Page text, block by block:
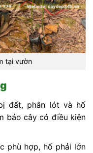
tại vườn
đất, phân lót và hố
bảo cây có điều kiện
phù hợp, hố phải lớn